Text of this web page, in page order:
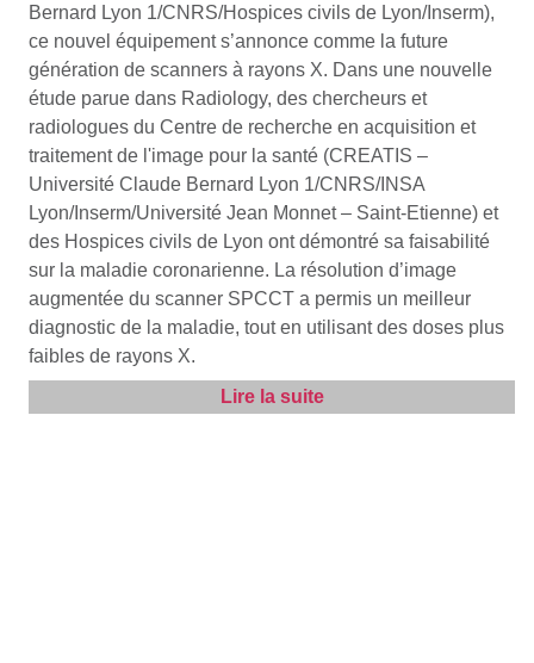
Bernard Lyon 1/CNRS/Hospices civils de Lyon/Inserm),
ce nouvel équipement s’annonce comme la future
génération de scanners à rayons X. Dans une nouvelle
étude parue dans Radiology, des chercheurs et
radiologues du Centre de recherche en acquisition et
traitement de l'image pour la santé (CREATIS –
Université Claude Bernard Lyon 1/CNRS/INSA
Lyon/Inserm/Université Jean Monnet – Saint-Etienne) et
des Hospices civils de Lyon ont démontré sa faisabilité
sur la maladie coronarienne. La résolution d’image
augmentée du scanner SPCCT a permis un meilleur
diagnostic de la maladie, tout en utilisant des doses plus
faibles de rayons X.
Lire la suite